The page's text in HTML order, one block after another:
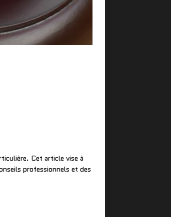
Cet article vise à
professionnels et des